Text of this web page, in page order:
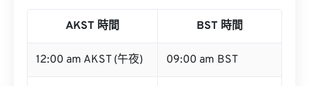
AKST 時間 BST 時間
12:00 am AKST (午夜) 09:00 am BST